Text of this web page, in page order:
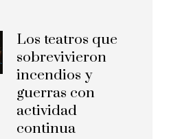
Los teatros que
sobrevivieron
incendios y
guerras con
actividad
continua